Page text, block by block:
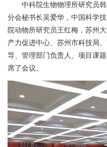
中科院生物物理所研究员
分会秘书长吴爱华，中国科学
院动物所研究员王红梅，苏州
产力促进中心、苏州市科技局
导、管理部门负责人、项目课
席了会议。